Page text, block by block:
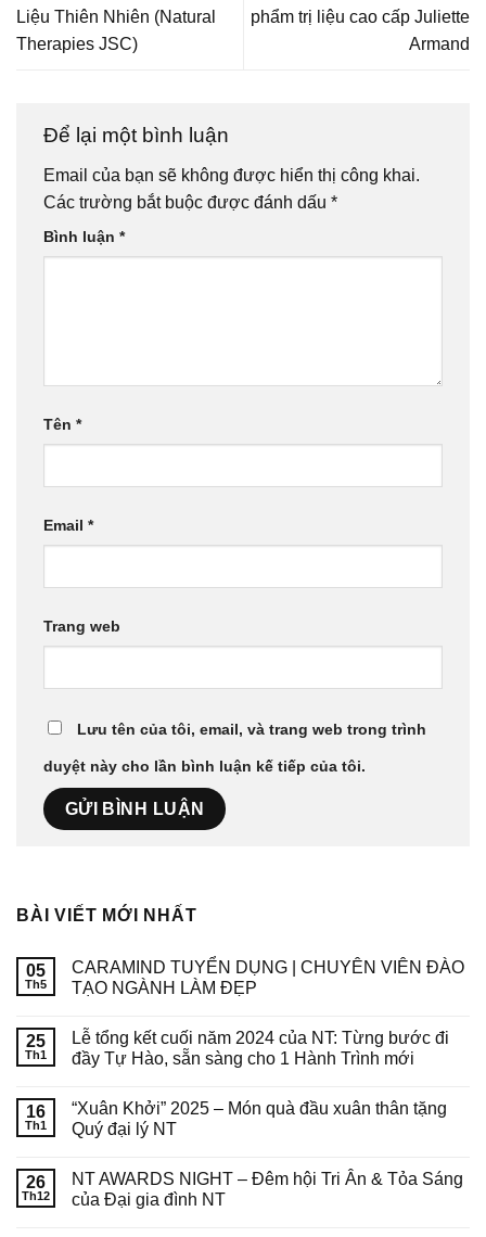
Liệu Thiên Nhiên (Natural
Therapies JSC)
phẩm trị liệu cao cấp Juliette
Armand
Để lại một bình luận
Email của bạn sẽ không được hiển thị công khai.
Các trường bắt buộc được đánh dấu *
Bình luận *
Tên *
Email *
Trang web
Lưu tên của tôi, email, và trang web trong trình
duyệt này cho lần bình luận kế tiếp của tôi.
BÀI VIẾT MỚI NHẤT
05
Th5
CARAMIND TUYỂN DỤNG | CHUYÊN VIÊN ĐÀO
TẠO NGÀNH LÀM ĐẸP
25
Th1
Lễ tổng kết cuối năm 2024 của NT: Từng bước đi
đầy Tự Hào, sẵn sàng cho 1 Hành Trình mới
16
Th1
“Xuân Khởi” 2025 – Món quà đầu xuân thân tặng
Quý đại lý NT
26
Th12
NT AWARDS NIGHT – Đêm hội Tri Ân & Tỏa Sáng
của Đại gia đình NT